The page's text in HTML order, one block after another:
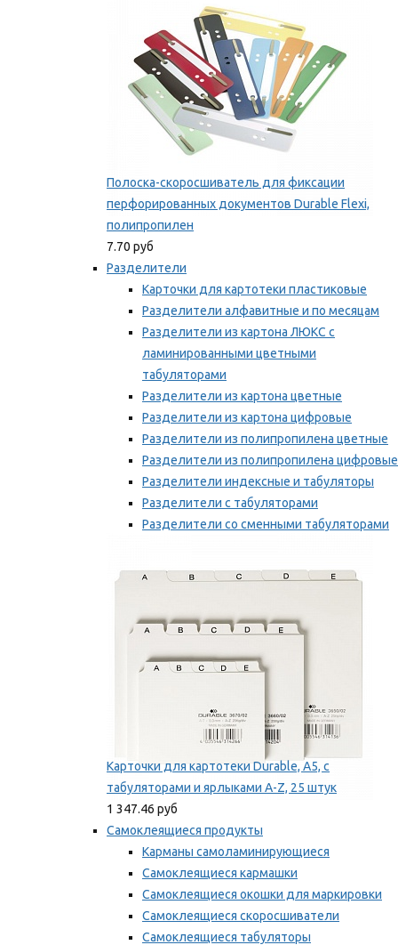
Полоска-скоросшиватель для фиксации
перфорированных документов Durable Flexi,
полипропилен
7.70 руб
Разделители
Карточки для картотеки пластиковые
Разделители алфавитные и по месяцам
Разделители из картона ЛЮКС с
ламинированными цветными
табуляторами
Разделители из картона цветные
Разделители из картона цифровые
Разделители из полипропилена цветные
Разделители из полипропилена цифровые
Разделители индексные и табуляторы
Разделители с табуляторами
Разделители со сменными табуляторами
Карточки для картотеки Durable, A5, с
табуляторами и ярлыками A-Z, 25 штук
1 347.46 руб
Самоклеящиеся продукты
Карманы самоламинирующиеся
Самоклеящиеся кармашки
Самоклеящиеся окошки для маркировки
Самоклеящиеся скоросшиватели
Самоклеящиеся табуляторы